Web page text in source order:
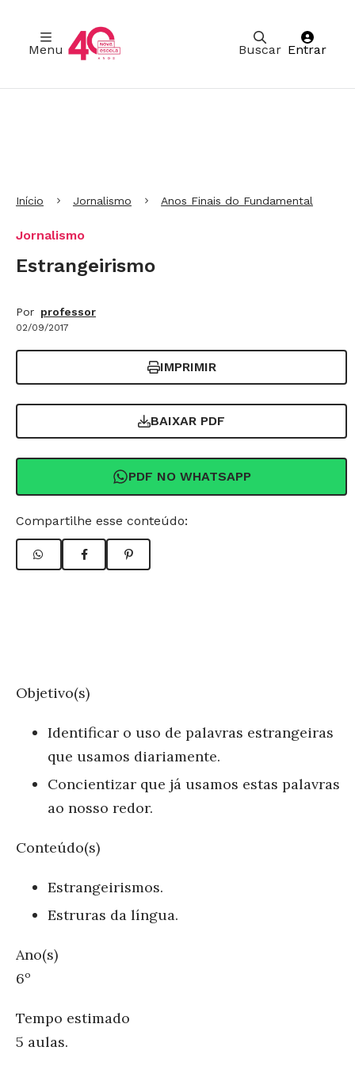
Buscar
Menu Entrar
Início Jornalismo Anos Finais do Fundamental
Jornalismo
Estrangeirismo
Por professor
02/09/2017
IMPRIMIR
BAIXAR PDF
PDF NO WHATSAPP
Compartilhe esse conteúdo:
Objetivo(s)
Identificar o uso de palavras estrangeiras
que usamos diariamente.
Concientizar que já usamos estas palavras
ao nosso redor.
Conteúdo(s)
Estrangeirismos.
Estruras da língua.
Ano(s)
6º
Tempo estimado
5 aulas.